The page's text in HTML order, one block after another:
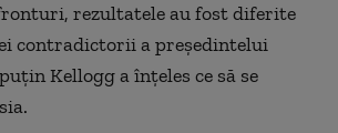
rezultatele au fost diferite
contradictorii a președintelui
Kellogg a înțeles ce să se